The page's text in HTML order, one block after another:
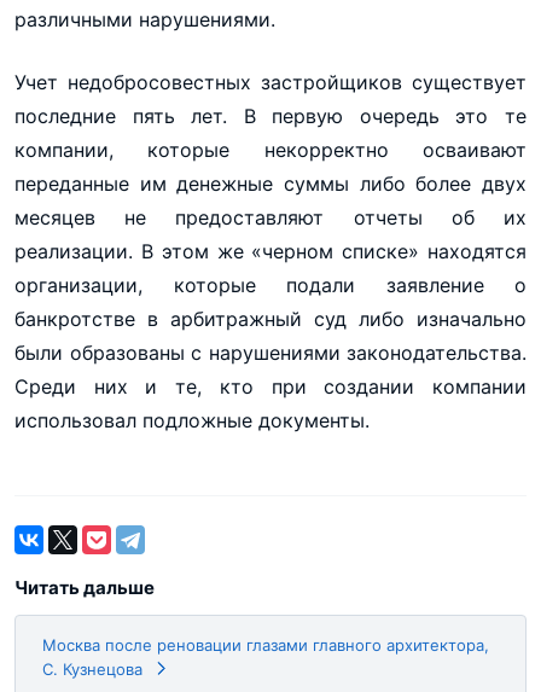
различными нарушениями.
Учет недобросовестных застройщиков существует
последние пять лет. В первую очередь это те
компании, которые некорректно осваивают
переданные им денежные суммы либо более двух
месяцев не предоставляют отчеты об их
реализации. В этом же «черном списке» находятся
организации, которые подали заявление о
банкротстве в арбитражный суд либо изначально
были образованы с нарушениями законодательства.
Среди них и те, кто при создании компании
использовал подложные документы.
Читать дальше
Москва после реновации глазами главного архитектора,
С. Кузнецова